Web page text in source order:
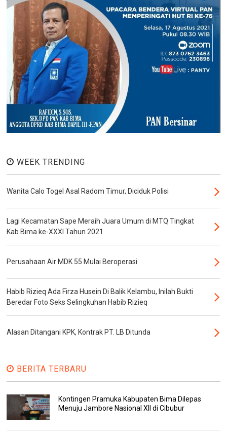
WEEK TRENDING
Wanita Calo Togel Asal Radom Timur, Diciduk Polisi
Lagi Kecamatan Sape Meraih Juara Umum di MTQ Tingkat
Kab Bima ke-XXXI Tahun 2021
Perusahaan Air MDK 55 Mulai Beroperasi
Habib Rizieq Ada Firza Husein Di Balik Kelambu, Inilah Bukti
Beredar Foto Seks Selingkuhan Habib Rizieq
Alasan Ditangani KPK, Kontrak PT. LB Ditunda
BERITA TERBARU
Kontingen Pramuka Kabupaten Bima Dilepas
Menuju Jambore Nasional XII di Cibubur